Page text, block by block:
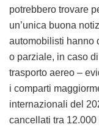
potrebbero trovare
un’unica buona
automobilisti hanno
o parziale, in caso
trasporto aereo –
i comparti
internazionali del
cancellati tra